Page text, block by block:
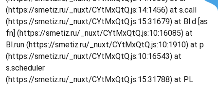
(https://smetiz.ru/_nuxt/CYtMxQtQ.js:14:1456) at s.call
(https://smetiz.ru/_nuxt/CYtMxQtQ.js:15:31679) at Bl.d [as
fn] (https://smetiz.ru/_nuxt/CYtMxQtQ.js:10:16085) at
Bl.run (https://smetiz.ru/_nuxt/CYtMxQtQ.js:10:1910) at p
(https://smetiz.ru/_nuxt/CYtMxQtQ.js:10:16543) at
s.scheduler
(https://smetiz.ru/_nuxt/CYtMxQtQ.js:15:31788) at PL